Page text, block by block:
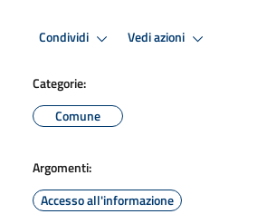
Condividi Vedi azioni
Categorie:
Comune
Argomenti:
Accesso all'informazione